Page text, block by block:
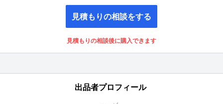
見積もりの相談をする
見積もりの相談後に購入できます
出品者プロフィール